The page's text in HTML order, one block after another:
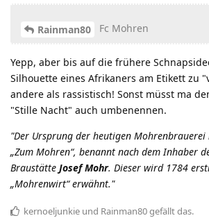
Rainman80 Fc Mohren
Yepp, aber bis auf die frühere
Silhouette eines Afrikaners am Etikett zu
andere als rassistisch! Sonst müsst ma
"Stille Nacht" auch umbenennen.
"Der Ursprung der heutigen
„Zum Mohren“, benannt nach dem Inhaber
Braustätte Josef Mohr. Dieser wird 1784
„Mohrenwirt“ erwähnt."
kernoeljunkie und Rainman80gefällt das.